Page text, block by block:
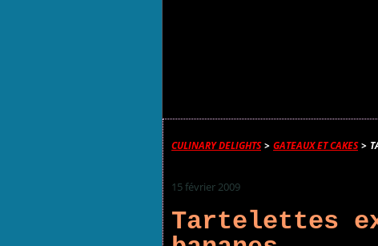
CULINARY DELIGHTS > GATEAUX ET CAKES >
15 février 2009
Tartelettes